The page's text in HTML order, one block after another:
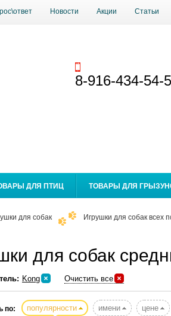
Новости Акции Статьи
8-916-434-54-
ДЛЯ ПТИЦ ТОВАРЫ ДЛЯ
для собак Игрушки для собак всех
для собак
Kong Очистить все
по: популярности имени цене